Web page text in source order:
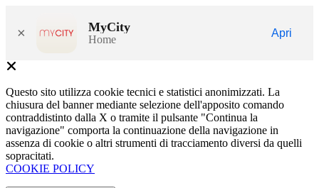
× MyCity
Home
Apri
Questo sito utilizza cookie tecnici e statistici anonimizzati. La
chiusura del banner mediante selezione dell'apposito comando
contraddistinto dalla X o tramite il pulsante "Continua la
navigazione" comporta la continuazione della navigazione in
assenza di cookie o altri strumenti di tracciamento diversi da quelli
sopracitati.
COOKIE POLICY